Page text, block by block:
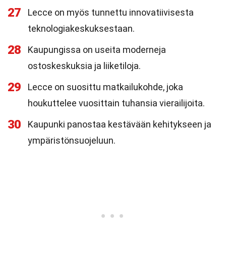
27
Lecce on myös tunnettu innovatiivisesta
teknologiakeskuksestaan.
28
Kaupungissa on useita moderneja
ostoskeskuksia ja liiketiloja.
29
Lecce on suosittu matkailukohde, joka
houkuttelee vuosittain tuhansia vierailijoita.
30
Kaupunki panostaa kestävään kehitykseen ja
ympäristönsuojeluun.